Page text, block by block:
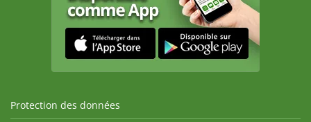
Protection des données